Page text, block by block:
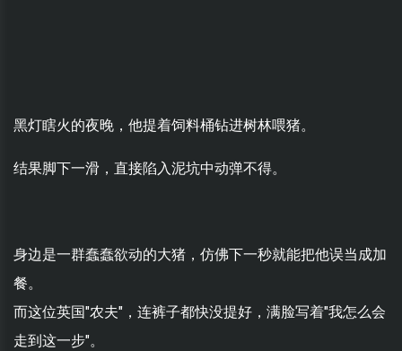
黑灯瞎火的夜晚，他提着饲料桶钻进树林喂猪。
结果脚下一滑，直接陷入泥坑中动弹不得。
身边是一群蠢蠢欲动的大猪，仿佛下一秒就能把他误当成加
餐。
而这位英国"农夫"，连裤子都快没提好，满脸写着"我怎么会
走到这一步"。